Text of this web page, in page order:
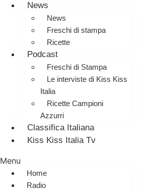
News
News
Freschi di stampa
Ricette
Podcast
Freschi di Stampa
Le interviste di Kiss Kiss
Italia
Ricette Campioni
Azzurri
Classifica Italiana
Kiss Kiss Italia Tv
Menu
Home
Radio